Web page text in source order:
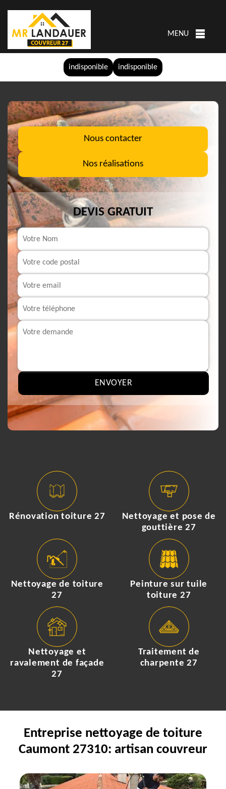
indisponible indisponible
MENU
Nous contacter
Nos réalisations
DEVIS GRATUIT
Rénovation toiture 27
Nettoyage et pose de
gouttière 27
Nettoyage de toiture
27
Peinture sur tuile
toiture 27
Nettoyage et
ravalement de façade
27
Traitement de
charpente 27
Entreprise nettoyage de toiture
Caumont 27310: artisan couvreur